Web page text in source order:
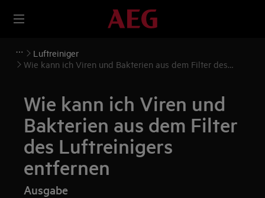
Luftreiniger
Wie kann ich Viren und Bakterien aus dem Filter des
Wie kann ich Viren und
Bakterien aus dem Filter
des Luftreinigers
entfernen
Ausgabe